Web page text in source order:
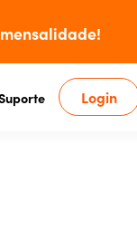
Login